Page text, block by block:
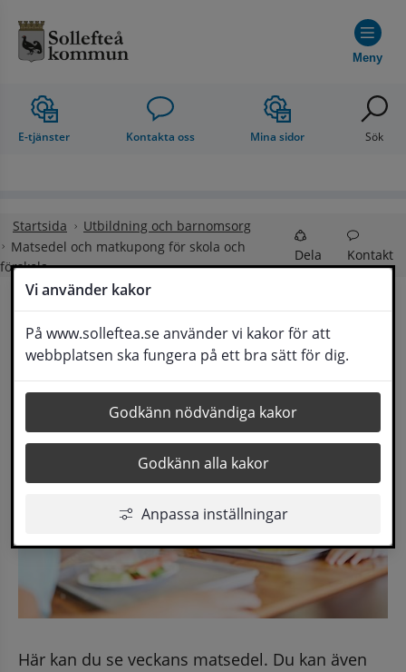
Vi använder kakor
På www.solleftea.se använder vi kakor för att
webbplatsen ska fungera på ett bra sätt för dig.
Godkänn nödvändiga kakor
Godkänn alla kakor
Anpassa inställningar
Meny
E-tjänster Kontakta oss Mina sidor Sök
Startsida
Utbildning och barnomsorg
Matsedel och matkupong för skola och
förskola
Dela Kontakt
Matsedel och
matkupong för skola och förskola
Här kan du se veckans matsedel. Du kan även